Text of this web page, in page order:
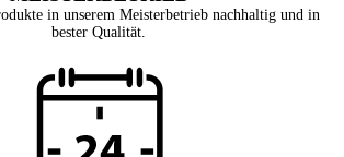
in unserem Meisterbetrieb nachhaltig und in
bester Qualität.